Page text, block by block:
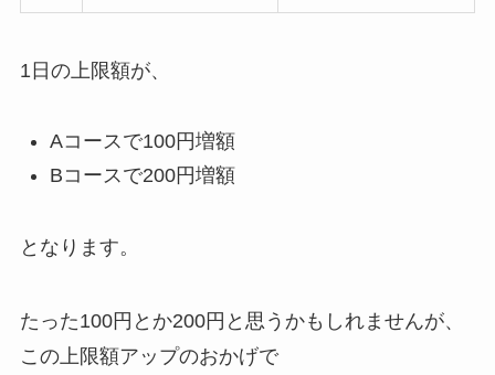
1日の上限額が、
Aコースで100円増額
Bコースで200円増額
となります。
たった100円とか200円と思うかもしれませんが、
この上限額アップのおかげで